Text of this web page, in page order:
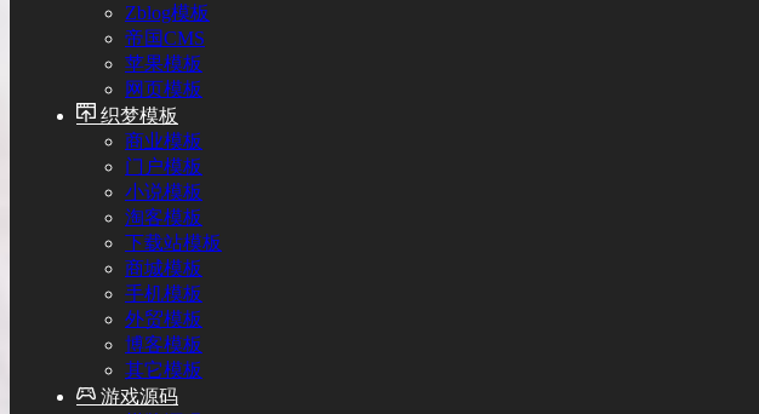
Zblog模板
帝国CMS
苹果模板
网页模板
织梦模板
商业模板
门户模板
小说模板
淘客模板
下载站模板
商城模板
手机模板
外贸模板
博客模板
其它模板
游戏源码